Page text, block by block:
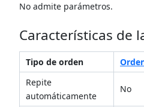
No admite parámetros.
Características de
Tipo de orden
Repite
automáticamente
No